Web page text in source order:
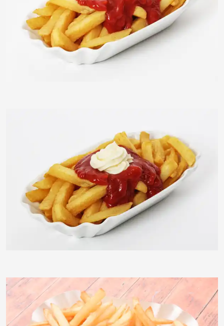
timreckmann
timreckmann